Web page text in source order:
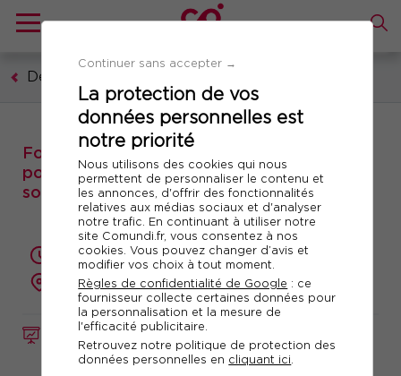
Continuer sans accepter →
La protection de vos
données personnelles est
notre priorité
Nous utilisons des cookies qui nous
permettent de personnaliser le contenu et
les annonces, d'offrir des fonctionnalités
relatives aux médias sociaux et d'analyser
notre trafic. En continuant à utiliser notre
site Comundi.fr, vous consentez à nos
cookies. Vous pouvez changer d’avis et
modifier vos choix à tout moment.
Règles de confidentialité de Google : ce
fournisseur collecte certaines données pour
la personnalisation et la mesure de
l'efficacité publicitaire.
Retrouvez notre politique de protection des
données personnelles en cliquant ici.
Développement personnel
FORMATION Réf. 10944
Télécharger le programme
Formation : Le marketing de soi : se
positionner, gagner en visibilité et améliorer
son impact professionnel
1 jour (7 heures)
présentiel ou à distance